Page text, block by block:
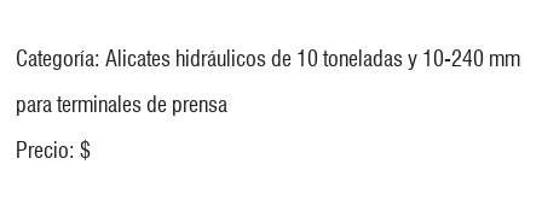
Categoría: Alicates hidráulicos de 10 toneladas y 10-240 mm
para terminales de prensa
Precio: $